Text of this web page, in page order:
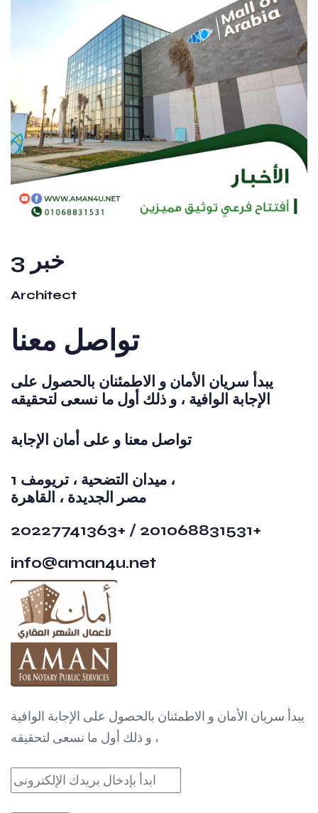
خبر 3
Architect
تواصل معنا
يبدأ سريان الأمان و الاطمئنان بالحصول على
الإجابة الوافية ، و ذلك أول ما نسعى لتحقيقه
تواصل معنا و على أمان الإجابة
1 ميدان التضحية ، تريومف ،
مصر الجديدة ، القاهرة
20227741363+ / 201068831531+
info@aman4u.net
يبدأ سريان الأمان و الاطمئنان بالحصول على الإجابة الوافية
، و ذلك أول ما نسعى لتحقيقه